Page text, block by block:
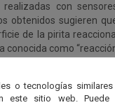
con
obtenidos sugieren
de la pirita
conocida como
o tecnologías
este sitio web. Puede